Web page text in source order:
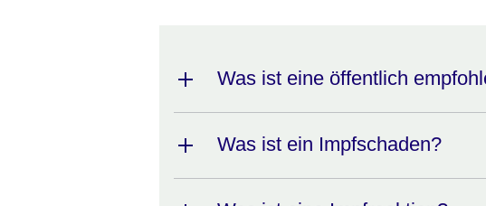
Was ist eine öffentlich
Was ist ein Impfschaden?